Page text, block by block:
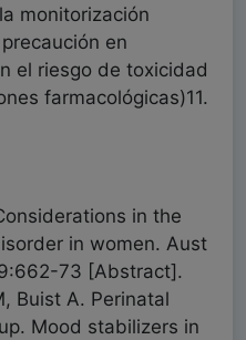
monitorización
en
el riesgo de toxicidad
farmacológicas)11.
in the
in women. Aust
73 [Abstract].
Buist A. Perinatal
Mood stabilizers in